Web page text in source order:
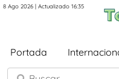
8 Ago 2026 | Actualizado 16:35
Portada